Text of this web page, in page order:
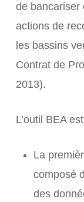
de bancariser
actions de
les bassins
Contrat de
2013).
L’outil BEA
La
composé
des